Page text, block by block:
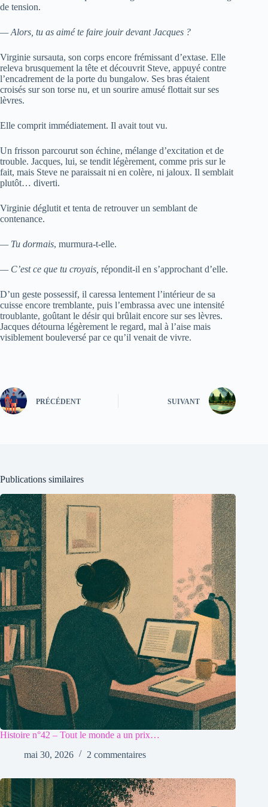
de tension.
— Alors, tu as aimé te faire jouir devant Jacques ?
Virginie sursauta, son corps encore frémissant d’extase. Elle
releva brusquement la tête et découvrit Steve, appuyé contre
l’encadrement de la porte du bungalow. Ses bras étaient
croisés sur son torse nu, et un sourire amusé flottait sur ses
lèvres.
Elle comprit immédiatement. Il avait tout vu.
Un frisson parcourut son échine, mélange d’excitation et de
trouble. Jacques, lui, se tendit légèrement, comme pris sur le
fait, mais Steve ne paraissait ni en colère, ni jaloux. Il semblait
plutôt… diverti.
Virginie déglutit et tenta de retrouver un semblant de
contenance.
— Tu dormais, murmura-t-elle.
— C’est ce que tu croyais, répondit-il en s’approchant d’elle.
D’un geste possessif, il caressa lentement l’intérieur de sa
cuisse encore tremblante, puis l’embrassa avec une intensité
troublante, goûtant le désir qui brûlait encore sur ses lèvres.
Jacques détourna légèrement le regard, mal à l’aise mais
visiblement bouleversé par ce qu’il venait de vivre.
PRÉCÉDENT SUIVANT
Publications similaires
Histoire n°42 – Tout le monde a un prix…
mai 30, 2026
2 commentaires